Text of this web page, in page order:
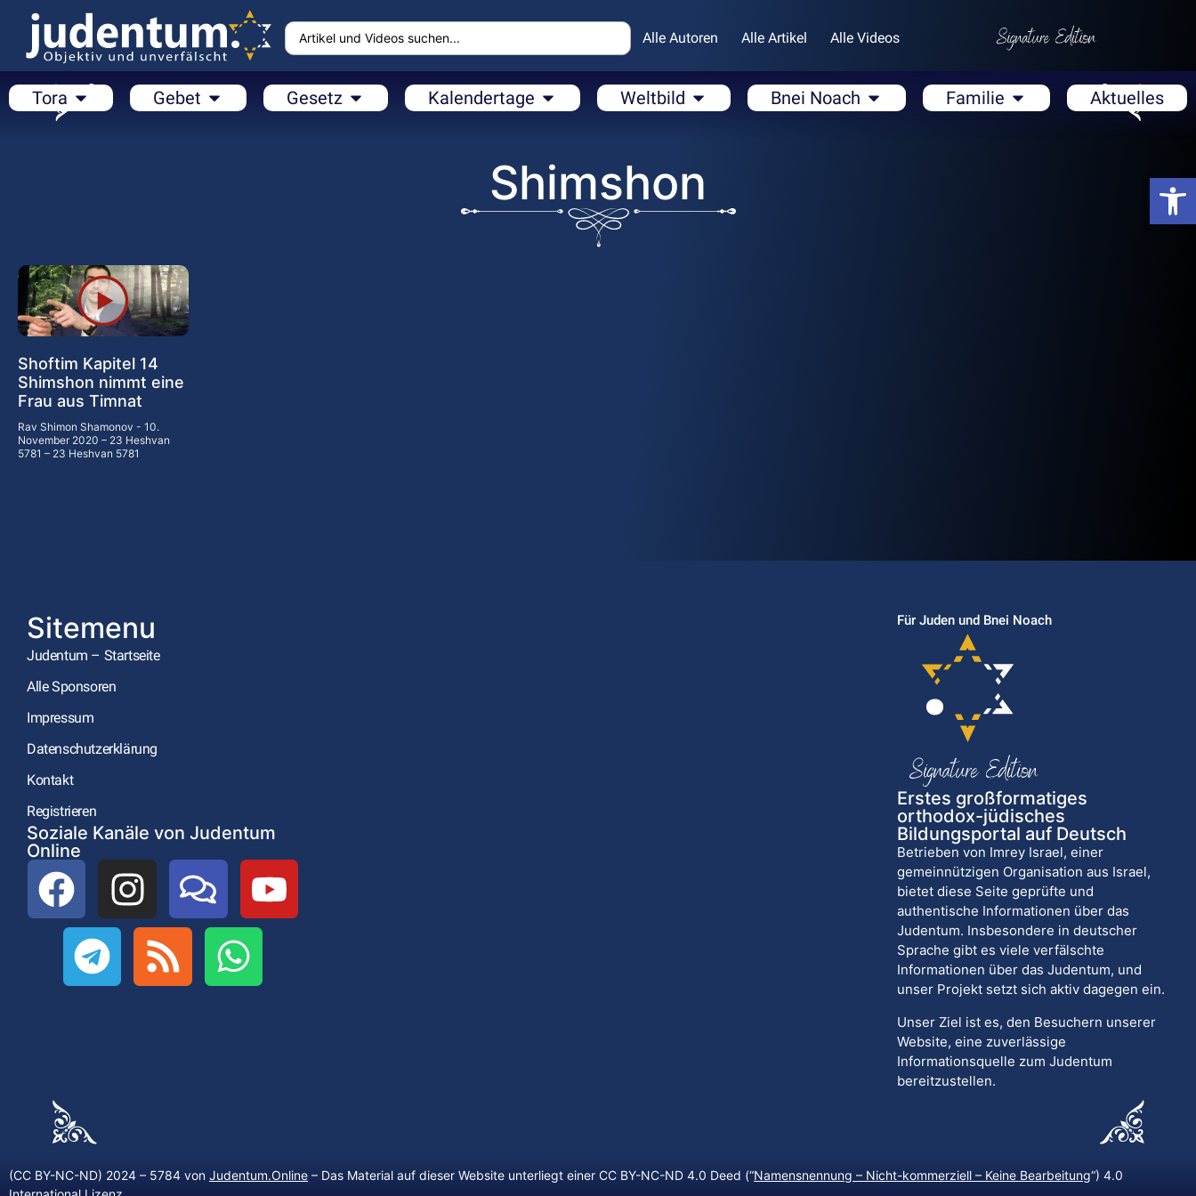
Alle Autoren Alle Artikel Alle Videos
Tora Gebet Gesetz Kalendertage Weltbild Bnei Noach Familie Aktuelles
Shimshon
Shoftim Kapitel 14
Shimshon nimmt eine
Frau aus Timnat
Rav Shimon Shamonov
10.
November 2020 – 23 Heshvan
5781 – 23 Heshvan 5781
Sitemenu
Judentum – Startseite
Alle Sponsoren
Impressum
Datenschutzerklärung
Kontakt
Registrieren
Soziale Kanäle von Judentum
Online
Für Juden und Bnei Noach
Erstes großformatiges
orthodox-jüdisches
Bildungsportal auf Deutsch
Betrieben von Imrey Israel, einer
gemeinnützigen Organisation aus Israel,
bietet diese Seite geprüfte und
authentische Informationen über das
Judentum. Insbesondere in deutscher
Sprache gibt es viele verfälschte
Informationen über das Judentum, und
unser Projekt setzt sich aktiv dagegen ein.
Unser Ziel ist es, den Besuchern unserer
Website, eine zuverlässige
Informationsquelle zum Judentum
bereitzustellen.
(CC BY-NC-ND) 2024 – 5784 von Judentum.Online – Das Material auf dieser Website unterliegt einer CC BY-NC-ND 4.0 Deed (“Namensnennung – Nicht-kommerziell – Keine Bearbeitung“) 4.0